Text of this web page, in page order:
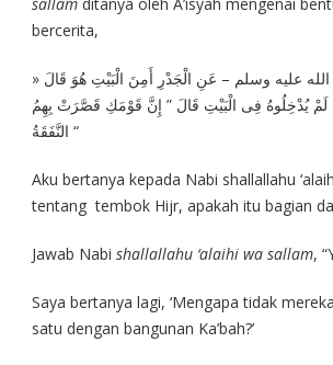
bercerita,
عليه وسلم – عَنِ الْجَدْرِ أَمِنَ الْبَيْتِ هُوَ قَالَ «
لَمْ يُدْخِلُوهُ فِى الْبَيْتِ قَالَ ” إِنَّ قَوْمَكِ قَصَّرَتْ بِهِمُ
النَّفَقَةُ “
Aku bertanya kepada Nabi shallallahu
tentang tembok Hijr, apakah itu bagian
Jawab Nabi shallallahu ‘alaihi wa sallam,
Saya bertanya lagi, ‘Mengapa tidak
satu dengan bangunan Ka’bah?’